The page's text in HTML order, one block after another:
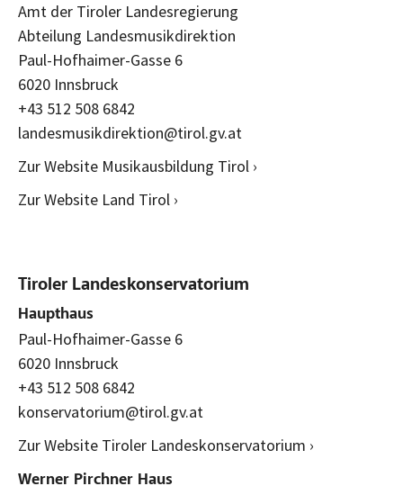
Amt der Tiroler Landesregierung
Abteilung Landesmusikdirektion
Paul-Hofhaimer-Gasse 6
6020 Innsbruck
+43 512 508 6842
landesmusikdirektion@tirol.gv.at
Zur Website Musikausbildung Tirol ›
Zur Website Land Tirol ›
Tiroler Landeskonservatorium
Haupthaus
Paul-Hofhaimer-Gasse 6
6020 Innsbruck
+43 512 508 6842
konservatorium@tirol.gv.at
Zur Website Tiroler Landeskonservatorium ›
Werner Pirchner Haus